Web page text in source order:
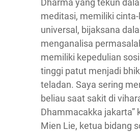
Dharma yang tekun
meditasi, memiliki
universal, bijaksana
menganalisa
memiliki kepedulian
tinggi patut menjadi
teladan. Saya sering
beliau saat sakit di
Dhammacakka jakarta”
Mien Lie, ketua bidang